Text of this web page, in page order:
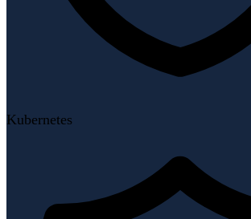
Kubernetes